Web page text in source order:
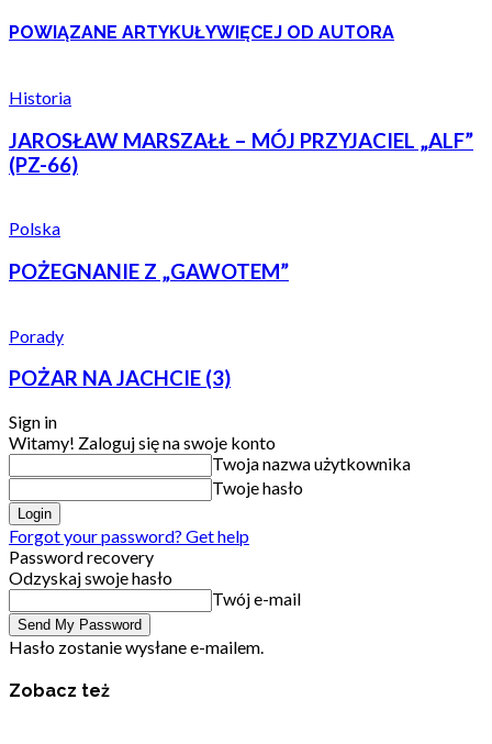
POWIĄZANE ARTYKUŁYWIĘCEJ OD AUTORA
Historia
JAROSŁAW MARSZAŁŁ – MÓJ PRZYJACIEL „ALF”
(PZ-66)
Polska
POŻEGNANIE Z „GAWOTEM”
Porady
POŻAR NA JACHCIE (3)
Sign in
Witamy! Zaloguj się na swoje konto
Twoja nazwa użytkownika
Twoje hasło
Forgot your password? Get help
Password recovery
Odzyskaj swoje hasło
Twój e-mail
Hasło zostanie wysłane e-mailem.
Zobacz też